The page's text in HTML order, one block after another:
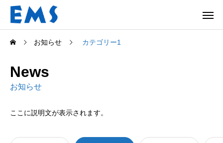
お知らせ カテゴリー1
News
お知らせ
ここに説明文が表示されます。